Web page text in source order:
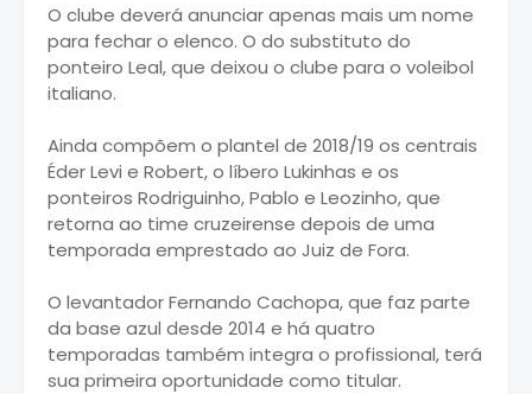
O clube deverá anunciar apenas mais um nome
para fechar o elenco. O do substituto do
ponteiro Leal, que deixou o clube para o voleibol
italiano.
Ainda compõem o plantel de 2018/19 os centrais
Éder Levi e Robert, o líbero Lukinhas e os
ponteiros Rodriguinho, Pablo e Leozinho, que
retorna ao time cruzeirense depois de uma
temporada emprestado ao Juiz de Fora.
O levantador Fernando Cachopa, que faz parte
da base azul desde 2014 e há quatro
temporadas também integra o profissional, terá
sua primeira oportunidade como titular.